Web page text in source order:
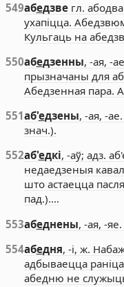
549абедзвегл.
ухапіцца.
Кульгаць на
550абедзенны, -ая, -
прызначаны для
Абедзенная пара.
551аб'едзены, -ая, -
знач.).
552аб'едкі, -аў; адз.
недаедзеныя
што астаецца
пад.).…
553абеднены, -ая, -
554абедня, -і, ж.
адбываецца
абедню не